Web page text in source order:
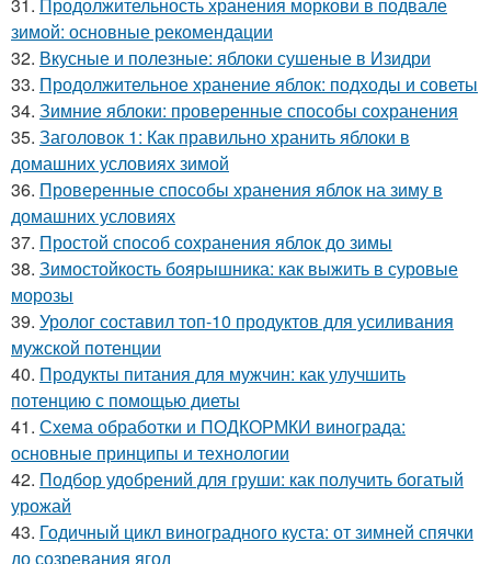
зимой: основные рекомендации
32. Вкусные и полезные: яблоки сушеные в Изидри
33. Продолжительное хранение яблок: подходы и советы
34. Зимние яблоки: проверенные способы сохранения
35. Заголовок 1: Как правильно хранить яблоки в
домашних условиях зимой
36. Проверенные способы хранения яблок на зиму в
домашних условиях
37. Простой способ сохранения яблок до зимы
38. Зимостойкость боярышника: как выжить в суровые
морозы
39. Уролог составил топ-10 продуктов для усиливания
мужской потенции
40. Продукты питания для мужчин: как улучшить
потенцию с помощью диеты
41. Схема обработки и ПОДКОРМКИ винограда:
основные принципы и технологии
42. Подбор удобрений для груши: как получить богатый
урожай
43. Годичный цикл виноградного куста: от зимней спячки
до созревания ягод